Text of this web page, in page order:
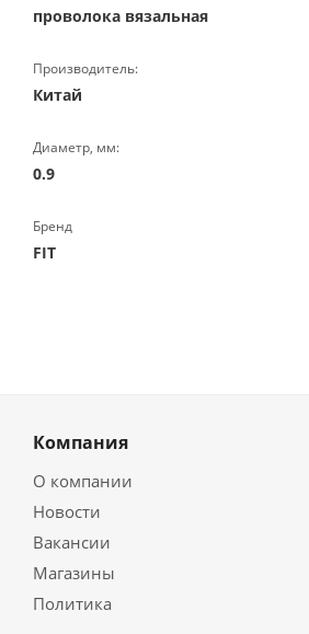
проволока вязальная
Производитель:
Китай
Диаметр, мм:
0.9
Бренд
FIT
Компания
О компании
Новости
Вакансии
Магазины
Политика